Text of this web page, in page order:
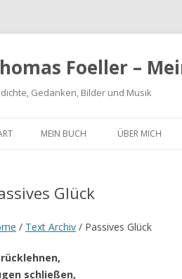
Foeller –
Gedanken, Bilder und Musik
MEIN BUCH ÜBER MICH
Glück
/ Text Archiv / Passives Glück
schließen,